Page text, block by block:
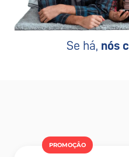
Se há, nós
PROMOÇÂO